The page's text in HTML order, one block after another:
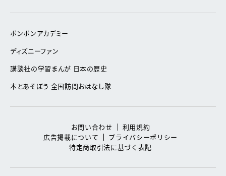
ボンボンアカデミー
ディズニーファン
講談社の学習まんが 日本の歴史
本とあそぼう 全国訪問おはなし隊
お問い合わせ
利用規約
広告掲載について
プライバシーポリシー
特定商取引法に基づく表記